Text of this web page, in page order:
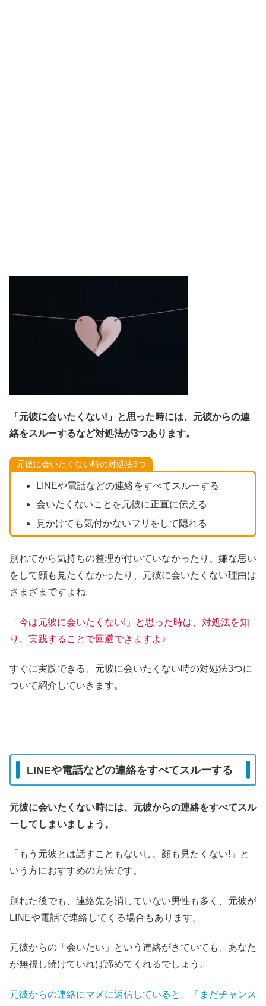
「元彼に会いたくない!」と思った時には、元彼からの連
絡をスルーするなど対処法が3つあります。
元彼に会いたくない時の対処法3つ
LINEや電話などの連絡をすべてスルーする
会いたくないことを元彼に正直に伝える
見かけても気付かないフリをして隠れる
別れてから気持ちの整理が付いていなかったり、嫌な思い
をして顔も見たくなかったり、元彼に会いたくない理由は
さまざまですよね。
「今は元彼に会いたくない!」と思った時は、対処法を知
り、実践することで回避できますよ♪
すぐに実践できる、元彼に会いたくない時の対処法3つに
ついて紹介していきます。
LINEや電話などの連絡をすべてスルーする
元彼に会いたくない時には、元彼からの連絡をすべてスル
ーしてしまいましょう。
「もう元彼とは話すこともないし、顔も見たくない!」と
いう方におすすめの方法です。
別れた後でも、連絡先を消していない男性も多く、元彼が
LINEや電話で連絡してくる場合もあります。
元彼からの「会いたい」という連絡がきていても、あなた
が無視し続けていれば諦めてくれるでしょう。
元彼からの連絡にマメに返信していると、「まだチャンス